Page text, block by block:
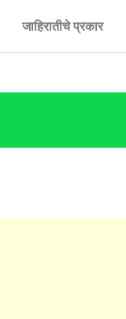
जाहिरातीचे प्रकार